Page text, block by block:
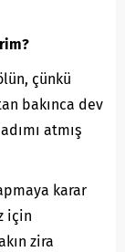
çünkü
bakınca dev
atmış
karar
için
zira